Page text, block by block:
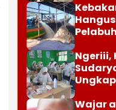
Limit
Ngeriii,
Juta
Wajar